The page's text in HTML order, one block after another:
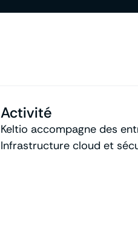
Activité
Keltio accompagne des
Infrastructure cloud et